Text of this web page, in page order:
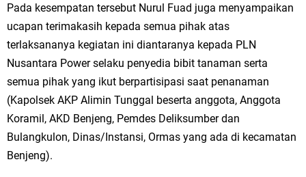
Nila Yani Apresiasi Launching Komunitas Gowes dan Pasar Ahad
Jajanan Jadul di Ecopark Randuagung
Takmir Masjid KH Robbach Ma’sum Gelar Penyembelihan Hewan
DPC PDI Perjuangan Gresik Tebar Berkah Idul Adha, Bagikan Daging
Kurban untuk Ratusan Warga
Pada kesempatan tersebut Nurul Fuad juga menyampaikan
ucapan terimakasih kepada semua pihak atas
terlaksananya kegiatan ini diantaranya kepada PLN
Nusantara Power selaku penyedia bibit tanaman serta
semua pihak yang ikut berpartisipasi saat penanaman
(Kapolsek AKP Alimin Tunggal beserta anggota, Anggota
Koramil, AKD Benjeng, Pemdes Deliksumber dan
Bulangkulon, Dinas/Instansi, Ormas yang ada di kecamatan
Benjeng).